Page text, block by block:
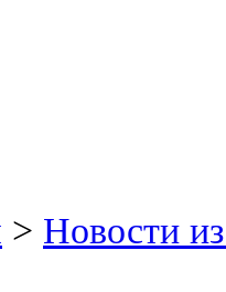
> Новости